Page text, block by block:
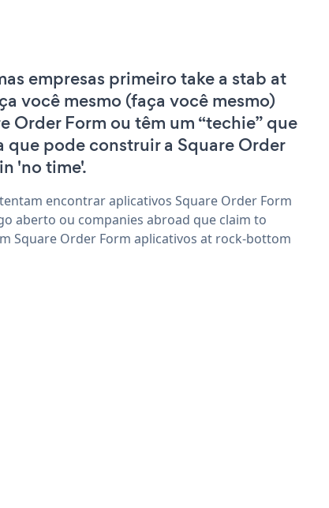
empresas primeiro take a stab at
você mesmo (faça você mesmo)
Order Form ou têm um “techie” que
que pode construir a Square Order
'no time'.
encontrar aplicativos Square Order Form
aberto ou companies abroad que claim to
Square Order Form aplicativos at rock-bottom